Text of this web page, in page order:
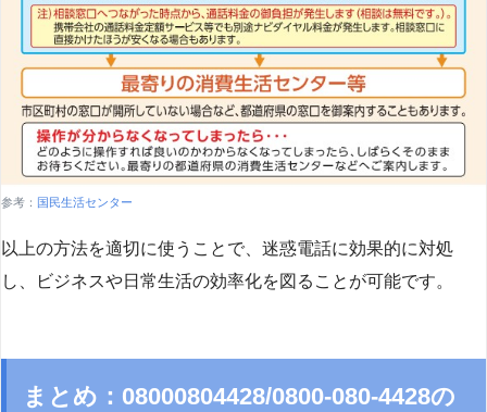
参考： 国民生活センター
以上の方法を適切に使うことで、迷惑電話に効果的に対処
し、ビジネスや日常生活の効率化を図ることが可能です。
まとめ：08000804428/0800-080-4428の